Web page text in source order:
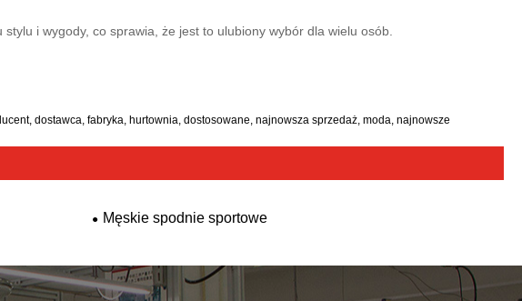
i wygody, co sprawia, że ​​jest to ulubiony wybór dla wielu osób.
dostawca, fabryka, hurtownia, dostosowane, najnowsza sprzedaż, moda, najnowsze
Męskie spodnie sportowe